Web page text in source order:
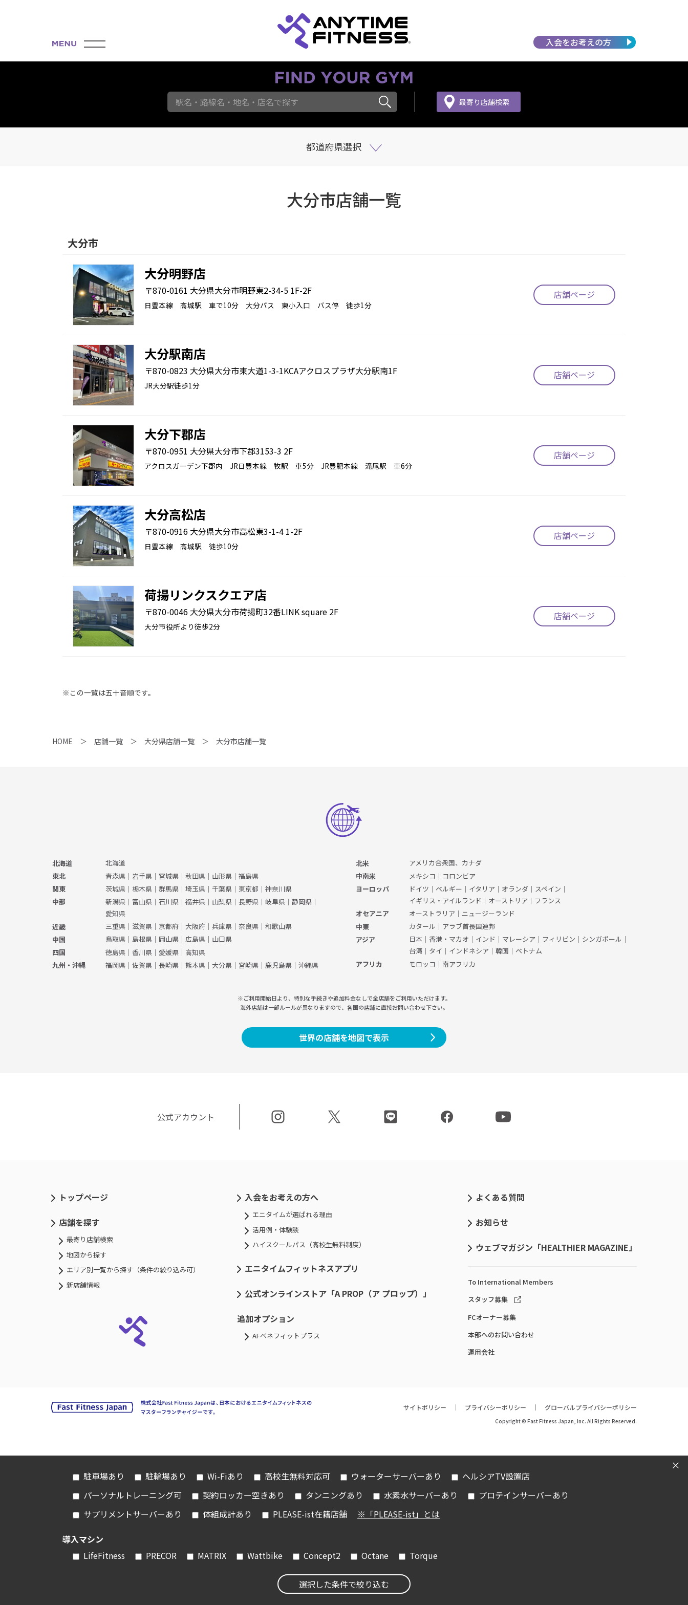
入会をお考えの方
駅名・路線名・地名・店名で探す 最寄り店舗検索
都道府県選択
大分市店舗一覧
大分市
大分明野店
〒870-0161 大分県大分市明野東2-34-5 1F-2F
日豊本線 高城駅 車で10分 大分バス 東小入口 バス停 徒歩1分
店舗ページ
大分駅南店
〒870-0823 大分県大分市東大道1-3-1KCAアクロスプラザ大分駅南1F
JR大分駅徒歩1分
店舗ページ
大分下郡店
〒870-0951 大分県大分市下郡3153-3 2F
アクロスガーデン下郡内 JR日豊本線 牧駅 車5分 JR豊肥本線 滝尾駅 車6分
店舗ページ
大分高松店
〒870-0916 大分県大分市高松東3-1-4 1-2F
日豊本線 高城駅 徒歩10分
店舗ページ
荷揚リンクスクエア店
〒870-0046 大分県大分市荷揚町32番LINK square 2F
大分市役所より徒歩2分
店舗ページ
※この一覧は五十音順です。
駐車場あり 駐輪場あり Wi-Fiあり 高校生無料対応可 ウォーターサーバーあり
ヘルシアTV設置店
パーソナルトレーニング可
契約ロッカー空きあり タンニングあり 水素水サーバーあり
プロテインサーバーあり
サプリメントサーバーあり
体組成計あり PLEASE-ist在籍店舗 ※「PLEASE-ist」とは
導入マシン
LifeFitness
PRECOR MATRIX Wattbike Concept2 Octane Torque
選択した条件で絞り込む
HOME 店舗一覧 大分県店舗一覧 大分市店舗一覧
北海道
北海道
東北
青森県 ｜ 岩手県 ｜ 宮城県 ｜ 秋田県 ｜ 山形県 ｜ 福島県
関東
茨城県 ｜ 栃木県 ｜ 群馬県 ｜ 埼玉県 ｜ 千葉県 ｜ 東京都 ｜ 神奈川県
中部
新潟県 ｜ 富山県 ｜ 石川県 ｜ 福井県 ｜ 山梨県 ｜ 長野県 ｜ 岐阜県 ｜ 静岡県 ｜
愛知県
近畿
三重県 ｜ 滋賀県 ｜ 京都府 ｜ 大阪府 ｜ 兵庫県 ｜ 奈良県 ｜ 和歌山県
中国
鳥取県 ｜ 島根県 ｜ 岡山県 ｜ 広島県 ｜ 山口県
四国
徳島県 ｜ 香川県 ｜ 愛媛県 ｜ 高知県
九州・沖縄
福岡県 ｜ 佐賀県 ｜ 長崎県 ｜ 熊本県 ｜ 大分県 ｜ 宮崎県 ｜ 鹿児島県 ｜ 沖縄県
北米
アメリカ合衆国、カナダ
中南米
メキシコ ｜ コロンビア
ヨーロッパ
ドイツ ｜ ベルギー ｜ イタリア ｜ オランダ ｜ スペイン ｜
イギリス・アイルランド ｜ オーストリア ｜ フランス
オセアニア
オーストラリア ｜ ニュージーランド
中東
カタール ｜ アラブ首長国連邦
アジア
日本｜ 香港・マカオ ｜ インド ｜ マレーシア ｜ フィリピン ｜ シンガポール ｜
台湾｜ タイ ｜ インドネシア ｜ 韓国 ｜ ベトナム
アフリカ
モロッコ ｜ 南アフリカ
世界の店舗を地図で表示
※ご利用開始日より、特別な手続きや追加料金なしで全店舗をご利用いただけます。
海外店舗は一部ルールが異なりますので、 各国の店舗に直接お問い合わせ下さい。
公式アカウント
トップページ
店舗を探す
最寄り店舗検索
地図から探す
エリア別一覧から探す（条件の絞り込み可）
新店舗情報
入会をお考えの方へ
エニタイムが選ばれる理由
活用例・体験談
ハイスクールパス（高校生無料制度）
エニタイムフィットネスアプリ
公式オンラインストア「A PROP（ア プロップ）」
追加オプション
AFベネフィットプラス
よくある質問
お知らせ
ウェブマガジン「HEALTHIER MAGAZINE」
To International Members
スタッフ募集
FCオーナー募集
本部へのお問い合わせ
運用会社
サイトポリシー プライバシーポリシー グローバルプライバシーポリシー
Copyright © Fast Fitness Japan, Inc. All Rights Reserved.